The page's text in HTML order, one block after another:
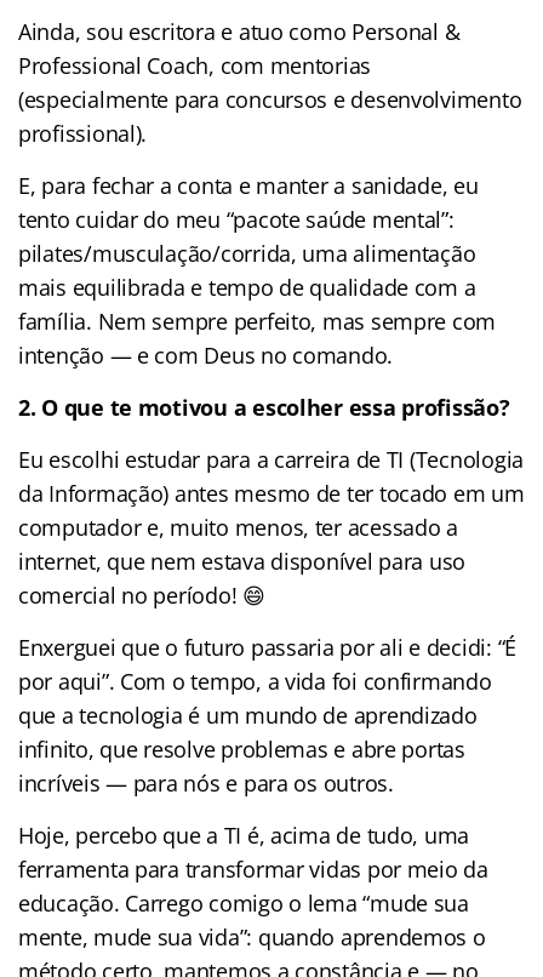
Ainda, sou escritora e atuo como Personal &
Professional Coach, com mentorias
(especialmente para concursos e desenvolvimento
profissional).
E, para fechar a conta e manter a sanidade, eu
tento cuidar do meu “pacote saúde mental”:
pilates/musculação/corrida, uma alimentação
mais equilibrada e tempo de qualidade com a
família. Nem sempre perfeito, mas sempre com
intenção — e com Deus no comando.
2. O que te motivou a escolher essa profissão?
Eu escolhi estudar para a carreira de TI (Tecnologia
da Informação) antes mesmo de ter tocado em um
computador e, muito menos, ter acessado a
internet, que nem estava disponível para uso
comercial no período! 😄
Enxerguei que o futuro passaria por ali e decidi: “É
por aqui”. Com o tempo, a vida foi confirmando
que a tecnologia é um mundo de aprendizado
infinito, que resolve problemas e abre portas
incríveis — para nós e para os outros.
Hoje, percebo que a TI é, acima de tudo, uma
ferramenta para transformar vidas por meio da
educação. Carrego comigo o lema “mude sua
mente, mude sua vida”: quando aprendemos o
método certo, mantemos a constância e — no